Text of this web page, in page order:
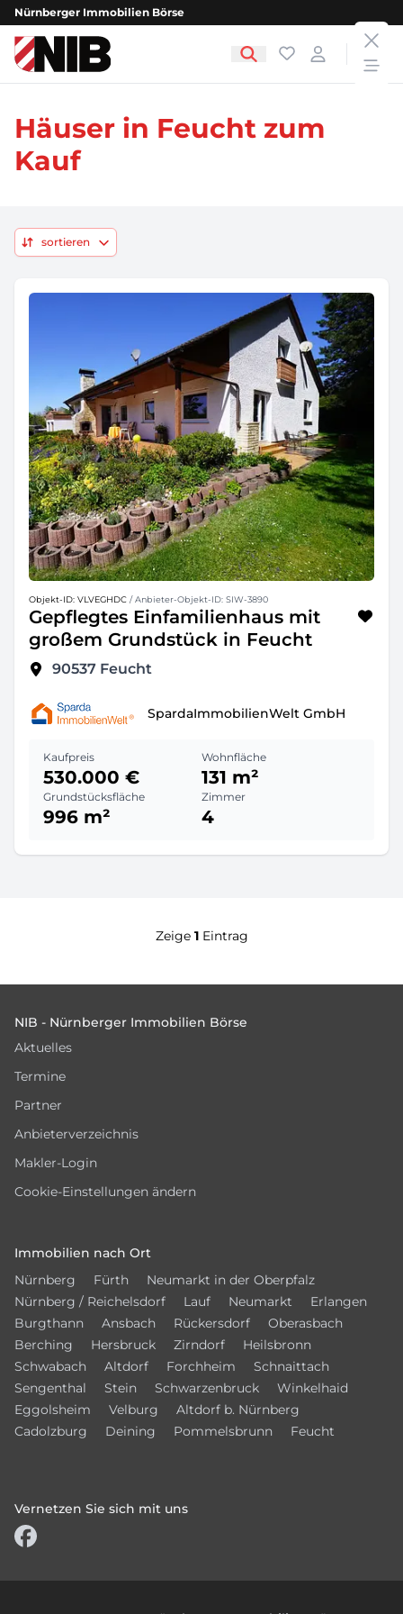
Nürnberger Immobilien Börse
NIB - Nürnberger Immobilien Börse Favoriten
Login
Häuser in Feucht zum
Kauf
sortieren
Objekt-ID: VLVEGHDC / Anbieter-Objekt-ID: SIW-3890
Gepflegtes Einfamilienhaus mit
großem Grundstück in Feucht
90537 Feucht
SpardaImmobilienWelt GmbH
Kaufpreis
530.000 €
Wohnfläche
131 m²
Grundstücksfläche
996 m²
Zimmer
4
Zeige 1Eintrag
NIB - Nürnberger Immobilien Börse
Aktuelles
Termine
Partner
Anbieterverzeichnis
Makler-Login
Cookie-Einstellungen ändern
Immobilien nach Ort
Nürnberg
Fürth
Neumarkt in der Oberpfalz
Nürnberg / Reichelsdorf
Lauf Neumarkt
Erlangen
Burgthann
Ansbach Rückersdorf
Oberasbach
Berching
Hersbruck Zirndorf
Heilsbronn
Schwabach
Altdorf Forchheim
Schnaittach
Sengenthal
Stein Schwarzenbruck
Winkelhaid
Eggolsheim
Velburg
Altdorf b. Nürnberg
Cadolzburg
Deining Pommelsbrunn Feucht
Vernetzen Sie sich mit uns